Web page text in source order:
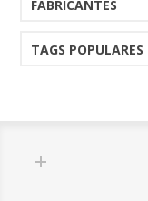
FABRICANTES
TAGS POPULARES